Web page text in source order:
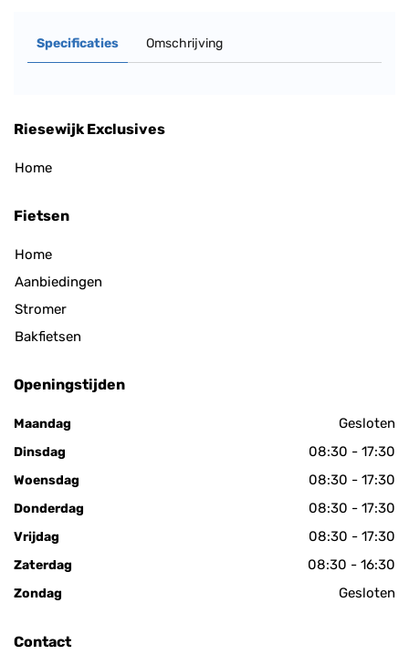
Specificaties Omschrijving
Riesewijk Exclusives
Home
Fietsen
Home
Aanbiedingen
Stromer
Bakfietsen
Openingstijden
Maandag Gesloten
Dinsdag 08:30 - 17:30
Woensdag 08:30 - 17:30
Donderdag 08:30 - 17:30
Vrijdag 08:30 - 17:30
Zaterdag 08:30 - 16:30
Zondag Gesloten
Contact